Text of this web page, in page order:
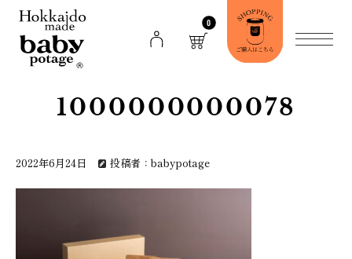
0
1000000000078
2022年6月24日 投稿者：babypotage